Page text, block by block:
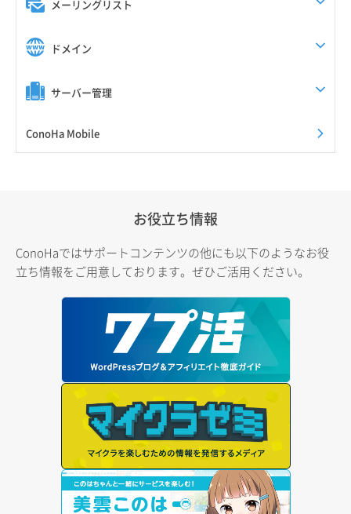
メーリングリスト
ドメイン
サーバー管理
ConoHa Mobile
お役立ち情報
ConoHaではサポートコンテンツの他にも以下のようなお役
立ち情報をご用意しております。ぜひご活用ください。